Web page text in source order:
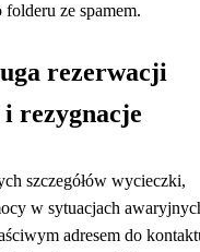
ze spamem.
rezerwacji
rezygnacje
szczegółów wycieczki,
w sytuacjach
adresem do